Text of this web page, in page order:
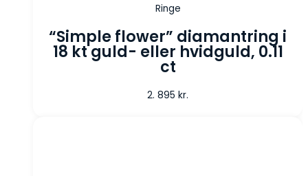
Ringe
“Simple flower” diamantring i
18 kt guld- eller hvidguld, 0.11
ct
2. 895 kr.